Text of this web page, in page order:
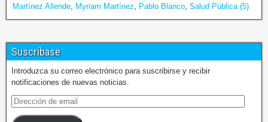
Martínez Allende
Myriam Martínez Pablo Blanco Salud Pública (5)
Suscríbase
Introduzca su correo electrónico para suscribirse y recibir
notificaciones de nuevas noticias.